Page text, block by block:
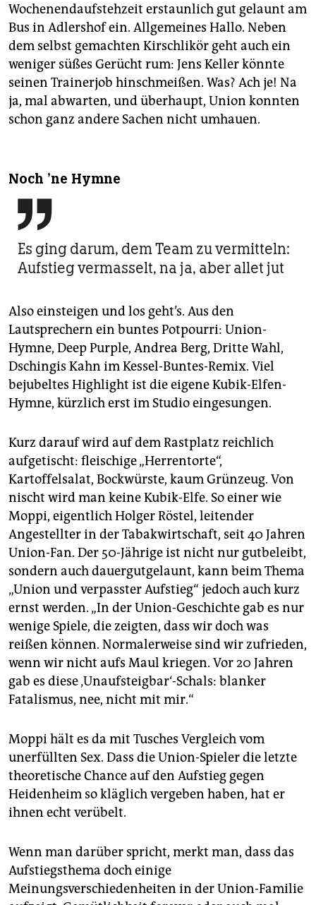
Wochenendaufstehzeit erstaunlich gut gelaunt am
Bus in Adlershof ein. Allgemeines Hallo. Neben
dem selbst gemachten Kirschlikör geht auch ein
weniger süßes Gerücht rum: Jens Keller könnte
seinen Trainerjob hinschmeißen. Was? Ach je! Na
ja, mal abwarten, und überhaupt, Union konnten
schon ganz andere Sachen nicht umhauen.
Noch ’ne Hymne

Es ging darum, dem Team zu vermitteln:
Aufstieg vermasselt, na ja, aber allet jut
Also einsteigen und los geht’s. Aus den
Lautsprechern ein buntes Potpourri: Union-
Hymne, Deep Purple, Andrea Berg, Dritte Wahl,
Dschingis Kahn im Kessel-Buntes-Remix. Viel
bejubeltes Highlight ist die eigene Kubik-Elfen-
Hymne, kürzlich erst im Studio eingesungen.
Kurz darauf wird auf dem Rastplatz reichlich
aufgetischt: fleischige „Herrentorte“,
Kartoffelsalat, Bockwürste, kaum Grünzeug. Von
nischt wird man keine Kubik-Elfe. So einer wie
Moppi, eigentlich Holger Röstel, leitender
Angestellter in der Tabakwirtschaft, seit 40 Jahren
Union-Fan. Der 50-Jährige ist nicht nur gutbeleibt,
sondern auch dauergutgelaunt, kann beim Thema
„Union und verpasster Aufstieg“ jedoch auch kurz
ernst werden. „In der Union-Geschichte gab es nur
wenige Spiele, die zeigten, dass wir doch was
reißen können. ­Normalerweise sind wir zufrieden,
wenn wir nicht aufs Maul kriegen. Vor 20 Jahren
gab es diese ‚Unaufsteigbar‘-Schals: blanker
Fatalismus, nee, nicht mit mir.“
Moppi hält es da mit Tusches Vergleich vom
unerfüllten Sex. Dass die Union-Spieler die letzte
theoretische Chance auf den Aufstieg gegen
Heidenheim so kläglich vergeben haben, hat er
ihnen echt verübelt.
Wenn man darüber spricht, merkt man, dass das
Aufstiegsthema doch einige
Meinungsverschiedenheiten in der Union-Familie